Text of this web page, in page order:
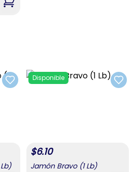
,Vinagre 1 Lt (importado)
Add to favorites Add
Disponible
$6.10
Jamón Bravo (1 Lb)